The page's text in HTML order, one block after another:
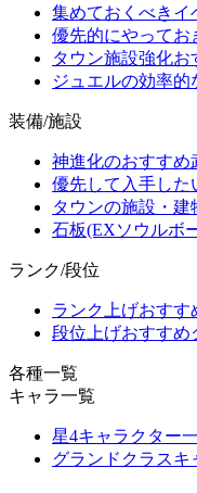
集めておくべきイ
優先的にやってお
タウン施設強化お
ジュエルの効率的
装備/施設
神進化のおすすめ
優先して入手した
タウンの施設・建
石板(EXソウルボ
ランク/段位
ランク上げおすす
段位上げおすすめ
各種一覧
キャラ一覧
星4キャラクター
グランドクラスキ